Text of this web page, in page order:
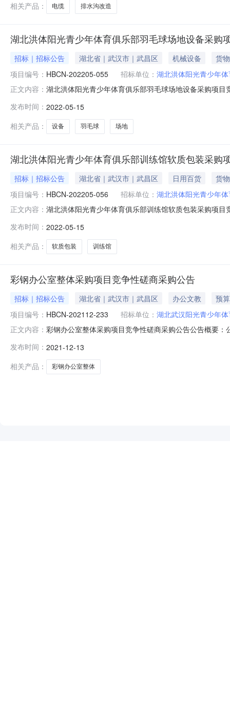
相关产品：
电缆 排水沟改造
湖北洪体阳光青少年体育俱乐部羽毛球场地设备采购
招标｜招标公告 湖北省｜武汉市｜武昌区 机械设备
货物
项目编号： HBCN-202205-055 招标单位： 湖北洪体阳光青少年
正文内容： 湖北洪体阳光青少年体育俱乐部羽毛球场地设备采购项
京时间，法定节假日除外）响应文件递交地点湖北诚诺
发布时间： 2022-05-15
相关产品：
设备 羽毛球 场地
湖北洪体阳光青少年体育俱乐部训练馆软质包装采购
招标｜招标公告 湖北省｜武汉市｜武昌区 日用百货
货物
项目编号： HBCN-202205-056 招标单位： 湖北洪体阳光青少年
正文内容： 湖北洪体阳光青少年体育俱乐部训练馆软质包装采购项
除外）响应文件递交地点湖北诚诺项目管理有限公司（
发布时间： 2022-05-15
相关产品：
软质包装 训练馆
彩钢办公室整体采购项目竞争性磋商采购公告
招标｜招标公告 湖北省｜武汉市｜武昌区 办公文教
预
项目编号： HBCN-202112-233 招标单位： 湖北武汉阳光青少年
正文内容： 彩钢办公室整体采购项目竞争性磋商采购公告公告概要
除外）响应文件递交地点湖北诚诺项目管理有限公司（
发布时间： 2021-12-13
相关产品：
彩钢办公室整体